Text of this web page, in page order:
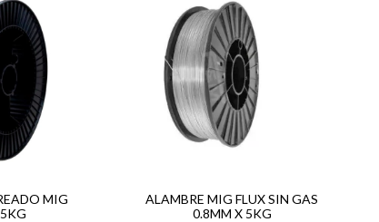
MIG
ALAMBRE MIG FLUX SIN GAS
0.8MM X 5KG